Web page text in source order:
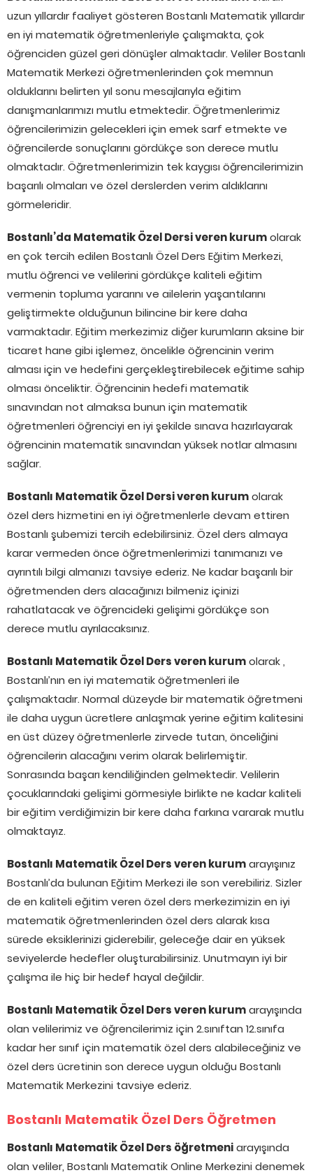
uzun yıllardır faaliyet gösteren Bostanlı Matematik yıllardır
en iyi matematik öğretmenleriyle çalışmakta, çok
öğrenciden güzel geri dönüşler almaktadır. Veliler Bostanlı
Matematik Merkezi öğretmenlerinden çok memnun
olduklarını belirten yıl sonu mesajlarıyla eğitim
danışmanlarımızı mutlu etmektedir. Öğretmenlerimiz
öğrencilerimizin gelecekleri için emek sarf etmekte ve
öğrencilerde sonuçlarını gördükçe son derece mutlu
olmaktadır. Öğretmenlerimizin tek kaygısı öğrencilerimizin
başarılı olmaları ve özel derslerden verim aldıklarını
görmeleridir.
Bostanlı’da Matematik Özel Dersi veren kurumolarak
en çok tercih edilen Bostanlı Özel Ders Eğitim Merkezi,
mutlu öğrenci ve velilerini gördükçe kaliteli eğitim
vermenin topluma yararını ve ailelerin yaşantılarını
geliştirmekte olduğunun bilincine bir kere daha
varmaktadır. Eğitim merkezimiz diğer kurumların aksine bir
ticaret hane gibi işlemez, öncelikle öğrencinin verim
alması için ve hedefini gerçekleştirebilecek eğitime sahip
olması önceliktir. Öğrencinin hedefi matematik
sınavından not almaksa bunun için matematik
öğretmenleri öğrenciyi en iyi şekilde sınava hazırlayarak
öğrencinin matematik sınavından yüksek notlar almasını
sağlar.
Bostanlı Matematik Özel Dersi veren kurumolarak
özel ders hizmetini en iyi öğretmenlerle devam ettiren
Bostanlı şubemizi tercih edebilirsiniz. Özel ders almaya
karar vermeden önce öğretmenlerimizi tanımanızı ve
ayrıntılı bilgi almanızı tavsiye ederiz. Ne kadar başarılı bir
öğretmenden ders alacağınızı bilmeniz içinizi
rahatlatacak ve öğrencideki gelişimi gördükçe son
derece mutlu ayrılacaksınız.
Bostanlı Matematik Özel Ders veren kurumolarak ,
Bostanlı’nın en iyi matematik öğretmenleri ile
çalışmaktadır. Normal düzeyde bir matematik öğretmeni
ile daha uygun ücretlere anlaşmak yerine eğitim kalitesini
en üst düzey öğretmenlerle zirvede tutan, önceliğini
öğrencilerin alacağını verim olarak belirlemiştir.
Sonrasında başarı kendiliğinden gelmektedir. Velilerin
çocuklarındaki gelişimi görmesiyle birlikte ne kadar kaliteli
bir eğitim verdiğimizin bir kere daha farkına vararak mutlu
olmaktayız.
Bostanlı Matematik Özel Ders veren kurumarayışınız
Bostanlı’da bulunan Eğitim Merkezi ile son verebiliriz. Sizler
de en kaliteli eğitim veren özel ders merkezimizin en iyi
matematik öğretmenlerinden özel ders alarak kısa
sürede eksiklerinizi giderebilir, geleceğe dair en yüksek
seviyelerde hedefler oluşturabilirsiniz. Unutmayın iyi bir
çalışma ile hiç bir hedef hayal değildir.
Bostanlı Matematik Özel Ders veren kurumarayışında
olan velilerimiz ve öğrencilerimiz için 2.sınıftan 12.sınıfa
kadar her sınıf için matematik özel ders alabileceğiniz ve
özel ders ücretinin son derece uygun olduğu Bostanlı
Matematik Merkezini tavsiye ederiz.
Bostanlı Matematik Özel Ders Öğretmen
Bostanlı Matematik Özel Ders öğretmeniarayışında
olan veliler, Bostanlı Matematik Online Merkezini denemek